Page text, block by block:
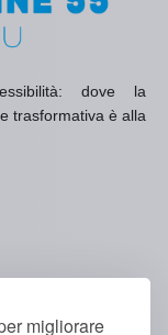
migliorare
dove la
trasformativa è alla